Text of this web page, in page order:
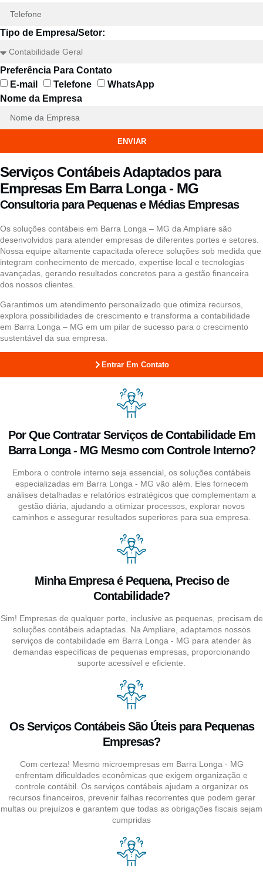
Tipo de Empresa/Setor:
Preferência Para Contato
E-mail
Telefone
WhatsApp
Nome da Empresa
ENVIAR
Serviços Contábeis Adaptados para
Empresas Em Barra Longa - MG
Consultoria para Pequenas e Médias Empresas
Os soluções contábeis em Barra Longa – MG da Ampliare são
desenvolvidos para atender empresas de diferentes portes e setores.
Nossa equipe altamente capacitada oferece soluções sob medida que
integram conhecimento de mercado, expertise local e tecnologias
avançadas, gerando resultados concretos para a gestão financeira
dos nossos clientes.
Garantimos um atendimento personalizado que otimiza recursos,
explora possibilidades de crescimento e transforma a contabilidade
em Barra Longa – MG em um pilar de sucesso para o crescimento
sustentável da sua empresa.
Entrar Em Contato
Por Que Contratar Serviços de Contabilidade Em
Barra Longa - MG Mesmo com Controle Interno?
Embora o controle interno seja essencial, os soluções contábeis
especializadas em Barra Longa - MG vão além. Eles fornecem
análises detalhadas e relatórios estratégicos que complementam a
gestão diária, ajudando a otimizar processos, explorar novos
caminhos e assegurar resultados superiores para sua empresa.
Minha Empresa é Pequena, Preciso de
Contabilidade?
Sim! Empresas de qualquer porte, inclusive as pequenas, precisam de
soluções contábeis adaptadas. Na Ampliare, adaptamos nossos
serviços de contabilidade em Barra Longa - MG para atender às
demandas específicas de pequenas empresas, proporcionando
suporte acessível e eficiente.
Os Serviços Contábeis São Úteis para Pequenas
Empresas?
Com certeza! Mesmo microempresas em Barra Longa - MG
enfrentam dificuldades econômicas que exigem organização e
controle contábil. Os serviços contábeis ajudam a organizar os
recursos financeiros, prevenir falhas recorrentes que podem gerar
multas ou prejuízos e garantem que todas as obrigações fiscais sejam
cumpridas